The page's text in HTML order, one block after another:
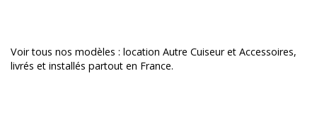
Voir tous nos modèles : location Autre Cuiseur et Accessoires,
livrés et installés partout en France.